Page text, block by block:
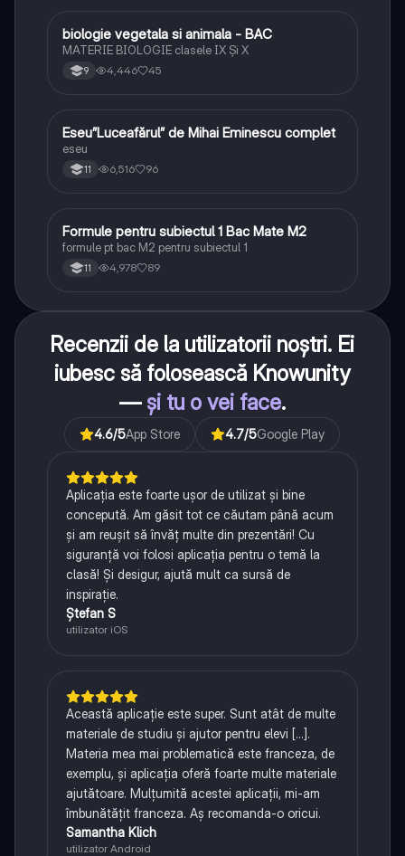
Biologie
biologie vegetala si animala - BAC
MATERIE BIOLOGIE clasele IX Şi X
9 4,446 45
Limba și literatura română
Eseu”Luceafărul” de Mihai Eminescu complet
eseu
11 6,516 96
Matematică
Formule pentru subiectul 1 Bac Mate M2
formule pt bac M2 pentru subiectul 1
11 4,978 89
Recenzii de la utilizatorii noștri. Ei
iubesc să folosească Knowunity
— și tu o vei face.
4.6/5App Store 4.7/5Google Play
Aplicația este foarte ușor de utilizat și bine
concepută. Am găsit tot ce căutam până acum
și am reușit să învăț multe din prezentări! Cu
siguranță voi folosi aplicația pentru o temă la
clasă! Și desigur, ajută mult ca sursă de
inspirație.
Ștefan S
utilizator iOS
Această aplicație este super. Sunt atât de multe
materiale de studiu și ajutor pentru elevi [...].
Materia mea mai problematică este franceza, de
exemplu, și aplicația oferă foarte multe materiale
ajutătoare. Mulțumită acestei aplicații, mi-am
îmbunătățit franceza. Aș recomanda-o oricui.
Samantha Klich
utilizator Android